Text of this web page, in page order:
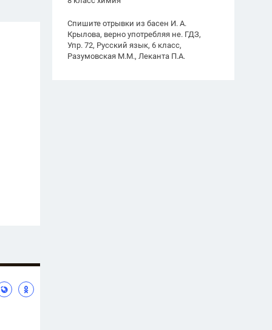
Спишите отрывки из басен И. А.
Крылова, верно употребляя не. ГДЗ,
Упр. 72, Русский язык, 6 класс,
Разумовская М.М., Леканта П.А.